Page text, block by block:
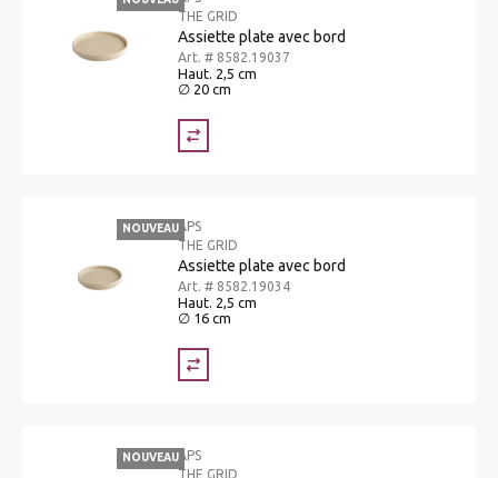
THE GRID
Assiette plate avec bord
Art. # 8582.19037
Haut. 2,5 cm
∅ 20 cm
NOUVEAUAPS
THE GRID
Assiette plate avec bord
Art. # 8582.19034
Haut. 2,5 cm
∅ 16 cm
NOUVEAUAPS
THE GRID